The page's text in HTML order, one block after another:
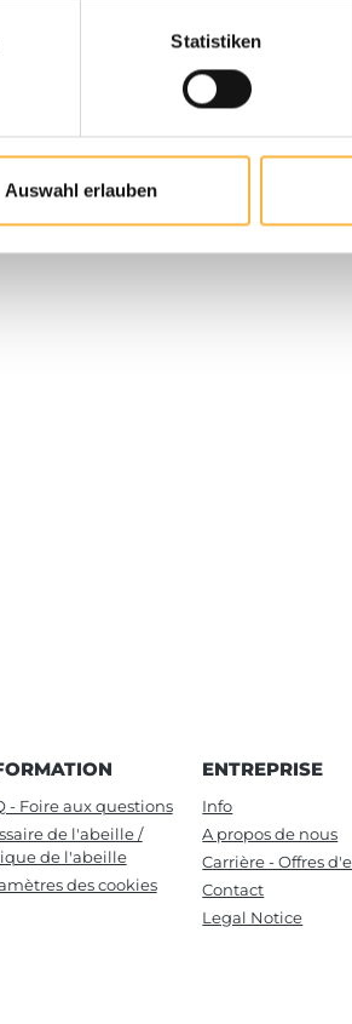
Statistiken
Auswahl erlauben
la quantité
panier
Plus d’infos
Quantité de
- Foire aux questions
de l'abeille /
de l'abeille
des cookies
ENTREPRISE
Info
A propos de nous
Carrière - Offres
Contact
Legal Notice